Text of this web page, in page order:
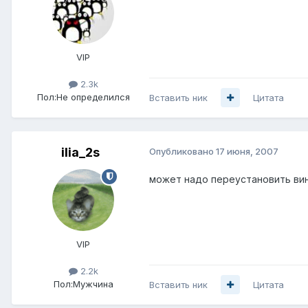
VIP
2.3k
Пол:Не определился Вставить ник Цитата
ilia_2s
VIP
2.2k
Пол:Мужчина
Опубликовано 17 июня, 2007
может надо переустановить
Вставить ник Цитата